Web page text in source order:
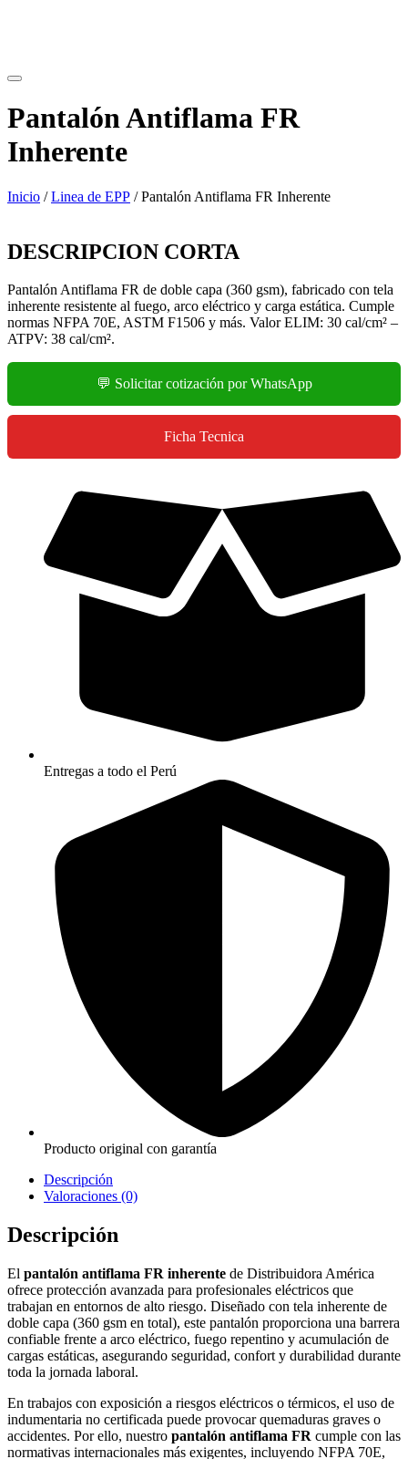
Pantalón Antiflama FR
Inherente
Inicio /Linea de EPP / Pantalón Antiflama FR Inherente
DESCRIPCION CORTA
Pantalón Antiflama FR de doble capa (360 gsm), fabricado con tela
inherente resistente al fuego, arco eléctrico y carga estática. Cumple
normas NFPA 70E, ASTM F1506 y más. Valor ELIM: 30 cal/cm² –
ATPV: 38 cal/cm².
💬 Solicitar cotización por WhatsApp
Ficha Tecnica
Entregas a todo el Perú
Producto original con garantía
Descripción
Valoraciones (0)
Descripción
El pantalón antiflama FR inherente de Distribuidora América
ofrece protección avanzada para profesionales eléctricos que
trabajan en entornos de alto riesgo. Diseñado con tela inherente de
doble capa (360 gsm en total), este pantalón proporciona una barrera
confiable frente a arco eléctrico, fuego repentino y acumulación de
cargas estáticas, asegurando seguridad, confort y durabilidad durante
toda la jornada laboral.
En trabajos con exposición a riesgos eléctricos o térmicos, el uso de
indumentaria no certificada puede provocar quemaduras graves o
accidentes. Por ello, nuestro pantalón antiflama FR cumple con las
normativas internacionales más exigentes, incluyendo NFPA 70E,